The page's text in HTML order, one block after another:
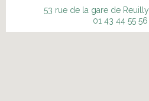
53 rue de la gare de Reuilly
01 43 44 55 56